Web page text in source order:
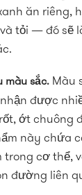
ăn riêng,
tỏi — đó sẽ
màu sắc. Màu
được
ớt chuông
này chứa
cơ thể,
đường liên